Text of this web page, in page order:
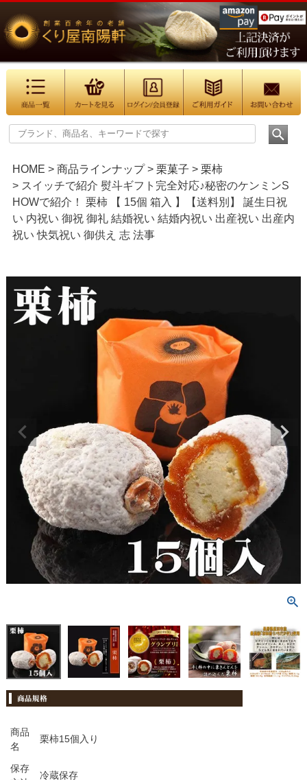
HOME 商品ラインナップ 栗菓子
栗柿
スイッチで紹介 熨斗ギフト完全対応♪秘密のケンミンS
HOWで紹介！ 栗柿 【 15個 箱入 】【送料別】 誕生日祝
い 内祝い 御祝 御礼 結婚祝い 結婚内祝い 出産祝い 出産内
祝い 快気祝い 御供え 志 法事
商品
名
栗柿15個入り
保存
冷蔵保存